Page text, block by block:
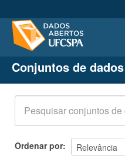
Conjuntos de dados
Organizações
Grupos
Sobre
Conjuntos de dados
Ordenar por